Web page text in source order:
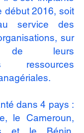
début 2016, soit
service des
sur
de leurs
ressources
dans 4 pays :
le Cameroun,